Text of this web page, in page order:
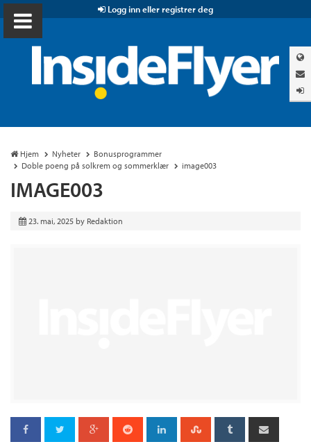
Logg inn eller registrer deg
Hjem Nyheter
Bonusprogrammer
Doble poeng på solkrem og sommerklær
image003
IMAGE003
23. mai, 2025 by Redaktion